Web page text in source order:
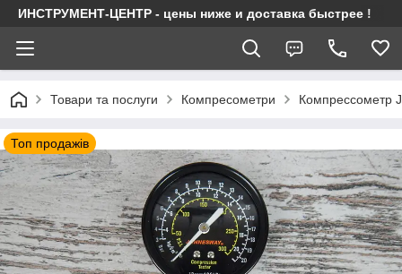
ИНСТРУМЕНТ-ЦЕНТР - цены ниже и доставка быстрее !
Товари та послуги Компресометри Компрессометр
Топ продажів